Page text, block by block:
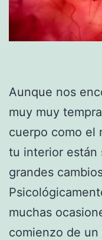
Aunque nos
muy muy
cuerpo como el
tu interior están
grandes
muchas
comienzo de un